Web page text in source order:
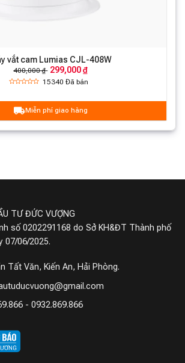
vắt cam Lumias CJL-408W
400,000 ₫ 299,000 ₫
15340Đã bán
Miễn phí giao hàng
TƯ ĐỨC VƯỢNG
số 0202291168 do Sở KH&ĐT Thành phố
07/06/2025.
Tất Văn, Kiến An, Hải Phòng.
- 0932.869.866